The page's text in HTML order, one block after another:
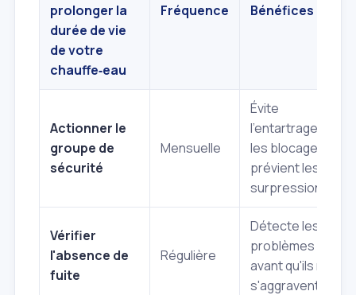
prolonger la
durée de vie
de votre
chauffe‑eau
Fréquence Bénéfices
Actionner le
groupe de
sécurité
Mensuelle
Évite
l'entartrage et
les blocages,
prévient les
surpressions.
Vérifier
l'absence de
fuite
Régulière
Détecte les
problèmes
avant qu'ils ne
s'aggravent.